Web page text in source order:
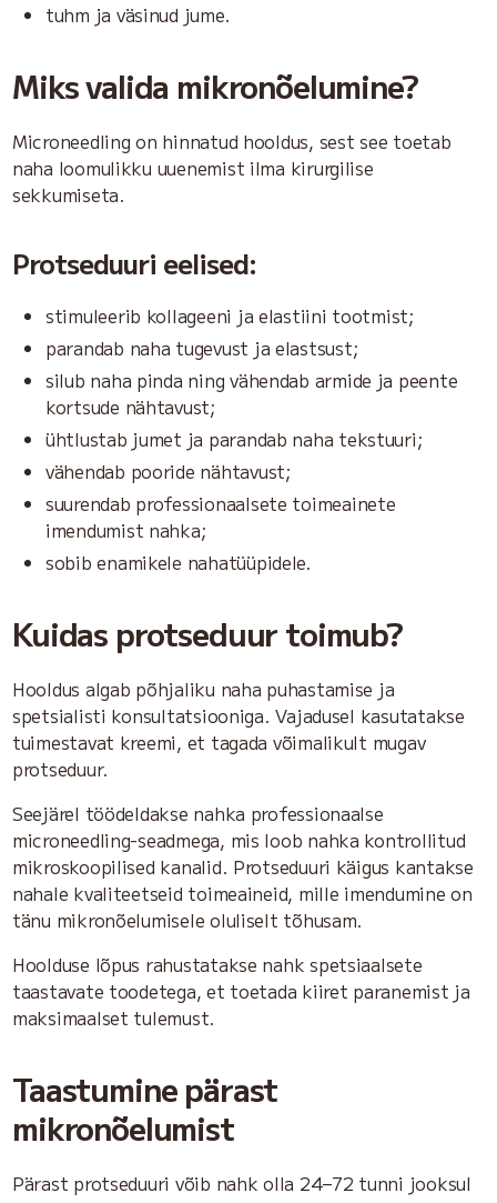
tuhm ja väsinud jume.
Miks valida mikronõelumine?
Microneedling on hinnatud hooldus, sest see toetab
naha loomulikku uuenemist ilma kirurgilise
sekkumiseta.
Protseduuri eelised:
stimuleerib kollageeni ja elastiini tootmist;
parandab naha tugevust ja elastsust;
silub naha pinda ning vähendab armide ja peente
kortsude nähtavust;
ühtlustab jumet ja parandab naha tekstuuri;
vähendab pooride nähtavust;
suurendab professionaalsete toimeainete
imendumist nahka;
sobib enamikele nahatüüpidele.
Kuidas protseduur toimub?
Hooldus algab põhjaliku naha puhastamise ja
spetsialisti konsultatsiooniga. Vajadusel kasutatakse
tuimestavat kreemi, et tagada võimalikult mugav
protseduur.
Seejärel töödeldakse nahka professionaalse
microneedling-seadmega, mis loob nahka kontrollitud
mikroskoopilised kanalid. Protseduuri käigus kantakse
nahale kvaliteetseid toimeaineid, mille imendumine on
tänu mikronõelumisele oluliselt tõhusam.
Hoolduse lõpus rahustatakse nahk spetsiaalsete
taastavate toodetega, et toetada kiiret paranemist ja
maksimaalset tulemust.
Taastumine pärast
mikronõelumist
Pärast protseduuri võib nahk olla 24–72 tunni jooksul